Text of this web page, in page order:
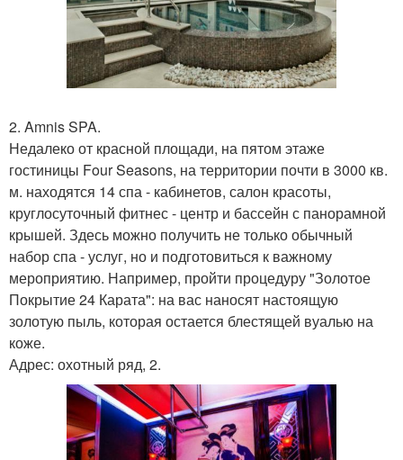
2. Amnis SPA.
Недалеко от красной площади, на пятом этаже
гостиницы Four Seasons, на территории почти в 3000 кв.
м. находятся 14 спа - кабинетов, салон красоты,
круглосуточный фитнес - центр и бассейн с панорамной
крышей. Здесь можно получить не только обычный
набор спа - услуг, но и подготовиться к важному
мероприятию. Например, пройти процедуру "Золотое
Покрытие 24 Карата": на вас наносят настоящую
золотую пыль, которая остается блестящей вуалью на
коже.
Адрес: охотный ряд, 2.